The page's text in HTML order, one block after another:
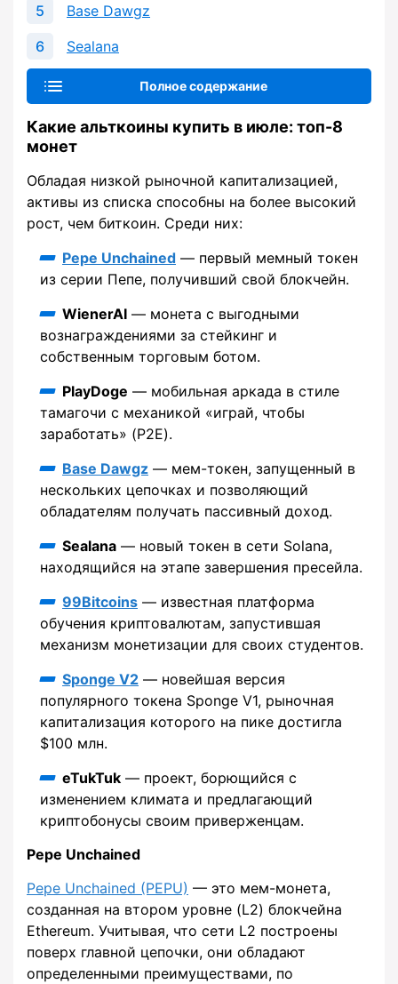
Base Dawgz
Sealana
Полное содержание
Какие альткоины купить в июле: топ-8
монет
Обладая низкой рыночной капитализацией,
активы из списка способны на более высокий
рост, чем биткоин. Среди них:
Pepe Unchained — первый мемный токен
из серии Пепе, получивший свой блокчейн.
WienerAI — монета с выгодными
вознаграждениями за стейкинг и
собственным торговым ботом.
PlayDoge — мобильная аркада в стиле
тамагочи с механикой «играй, чтобы
заработать» (P2E).
Base Dawgz — мем-токен, запущенный в
нескольких цепочках и позволяющий
обладателям получать пассивный доход.
Sealana — новый токен в сети Solana,
находящийся на этапе завершения пресейла.
99Bitcoins — известная платформа
обучения криптовалютам, запустившая
механизм монетизации для своих студентов.
Sponge V2 — новейшая версия
популярного токена Sponge V1, рыночная
капитализация которого на пике достигла
$100 млн.
eTukTuk — проект, борющийся с
изменением климата и предлагающий
криптобонусы своим приверженцам.
Pepe Unchained
Pepe Unchained (PEPU) — это мем-монета,
созданная на втором уровне (L2) блокчейна
Ethereum. Учитывая, что сети L2 построены
поверх главной цепочки, они обладают
определенными преимуществами, по